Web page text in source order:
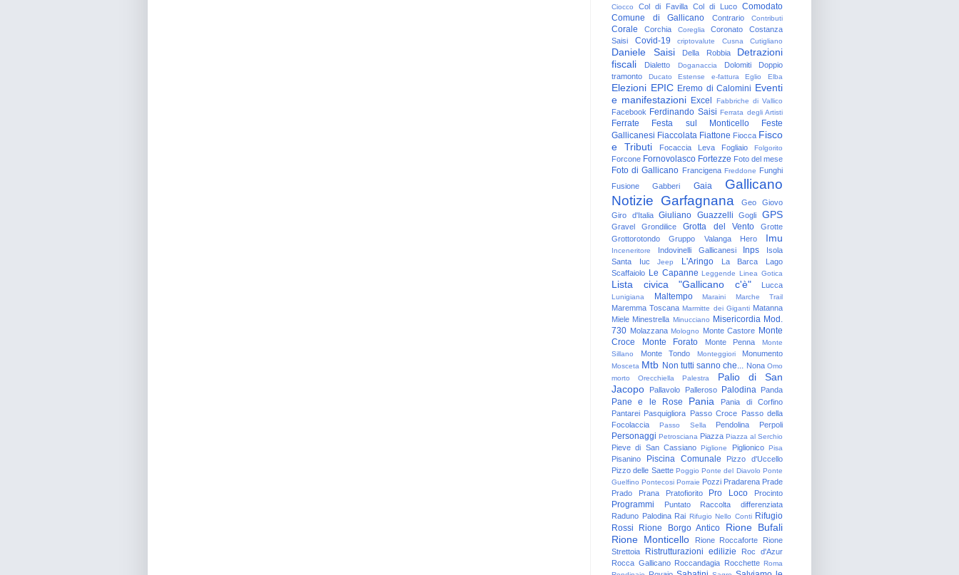
Ciocco
Col di Favilla Col di Luco Comodato
Comune di Gallicano
Contrario Contributi
Corale Corchia Coreglia Coronato
Costanza
Saisi
Covid-19 criptovalute Cusna Cutigliano
Daniele Saisi Della Robbia
Detrazioni
fiscali
Dialetto Doganaccia Dolomiti
Doppio
tramonto
Ducato Estense e-fattura Eglio Elba
Elezioni EPIC Eremo di Calomini Eventi
e manifestazioni Excel Fabbriche di Vallico
Facebook Ferdinando Saisi Ferrata degli Artisti
Ferrate Festa sul Monticello
Feste
Gallicanesi Fiaccolata Fiattone Fiocca Fisco
e Tributi
Focaccia Leva Fogliaio Folgorito
Forcone Fornovolasco Fortezze Foto del mese
Foto di Gallicano Francigena Freddone Funghi
Fusione
Gabberi Gaia
Gallicano
Notizie Garfagnana Geo
Giovo
Giro d'Italia
Giuliano Guazzelli Gogli GPS
Gravel Grondilice Grotta del Vento
Grotte
Grottorotondo
Gruppo Valanga Hero Imu
Inceneritore Indovinelli Gallicanesi Inps
Isola
Santa
Iuc Jeep L'Aringo La Barca
Lago
Scaffaiolo Le Capanne Leggende Linea Gotica
Lista civica "Gallicano c'è" Lucca
Lunigiana Maltempo Maraini Marche Trail
Maremma Toscana Marmitte dei Giganti Matanna
Miele Minestrella Minucciano Misericordia Mod.
730 Molazzana Mologno Monte Castore Monte
Croce
Monte Forato Monte Penna
Monte
Sillano
Monte Tondo Monteggiori Monumento
Mosceta Mtb Non tutti sanno che... Nona Omo
morto
Orecchiella Palestra
Palio di San
Jacopo
Pallavolo Palleroso Palodina Panda
Pane e le Rose Pania
Pania di Corfino
Pantarei Pasquigliora Passo Croce Passo della
Focolaccia
Passo Sella Pendolina Perpoli
Personaggi Petrosciana Piazza Piazza al Serchio
Pieve di San Cassiano Piglione Piglionico Pisa
Pisanino Piscina Comunale
Pizzo d'Uccello
Pizzo delle Saette Poggio Ponte del Diavolo Ponte
Guelfino Pontecosi Porraie Pozzi Pradarena Prade
Prado
Prana Pratofiorito Pro Loco Procinto
Programmi Puntato
Raccolta differenziata
Raduno Palodina Rai Rifugio Nello Conti Rifugio
Rossi
Rione Borgo Antico
Rione Bufali
Rione Monticello
Rione Roccaforte
Rione
Strettoia
Ristrutturazioni edilizie
Roc d'Azur
Rocca Gallicano Roccandagia Rocchette Roma